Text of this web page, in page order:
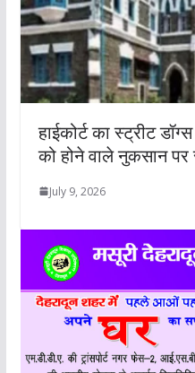
हाईकोर्ट का स्ट्रीट
को होने वाले नुकसान पर
July 9, 2026